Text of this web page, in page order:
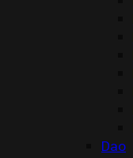
Dao